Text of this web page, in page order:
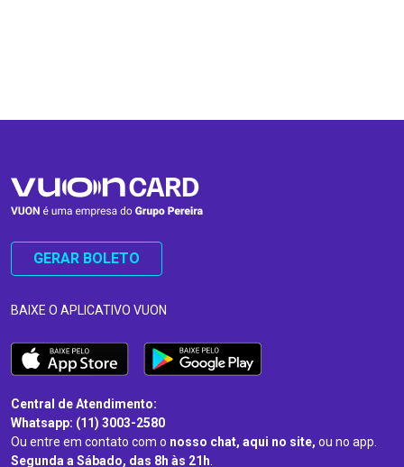
GERAR BOLETO
BAIXE O APLICATIVO VUON
Central de Atendimento:
Whatsapp: (11) 3003-2580
Ou entre em contato com o nosso chat, aqui no site, ou no app.
Segunda a Sábado, das 8h às 21h.